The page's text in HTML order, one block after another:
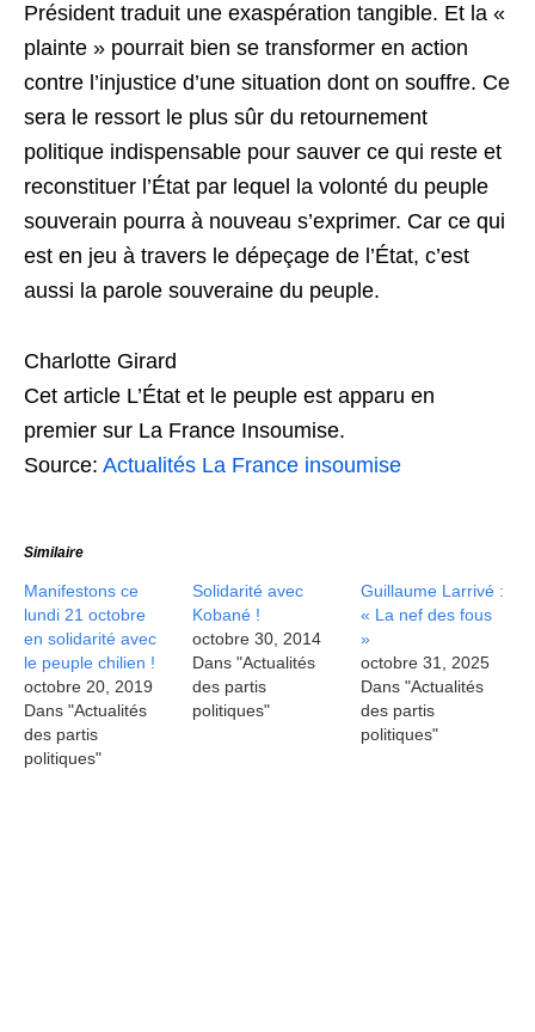
Président traduit une exaspération tangible. Et la «
plainte » pourrait bien se transformer en action
contre l’injustice d’une situation dont on souffre. Ce
sera le ressort le plus sûr du retournement
politique indispensable pour sauver ce qui reste et
reconstituer l’État par lequel la volonté du peuple
souverain pourra à nouveau s’exprimer. Car ce qui
est en jeu à travers le dépeçage de l’État, c’est
aussi la parole souveraine du peuple.
Charlotte Girard
Cet article L’État et le peuple est apparu en
premier sur La France Insoumise.
Source: Actualités La France insoumise
Similaire
Manifestons ce
lundi 21 octobre
en solidarité avec
le peuple chilien !
octobre 20, 2019
Dans "Actualités
des partis
politiques"
Solidarité avec
Kobané !
octobre 30, 2014
Dans "Actualités
des partis
politiques"
Guillaume Larrivé :
« La nef des fous
»
octobre 31, 2025
Dans "Actualités
des partis
politiques"